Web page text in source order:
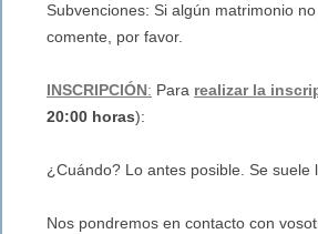
Subvenciones: Si algún matrimonio
comente, por favor.
INSCRIPCIÓN: Para realizar la
20:00 horas):
¿Cuándo? Lo antes posible. Se suele
Nos pondremos en contacto con